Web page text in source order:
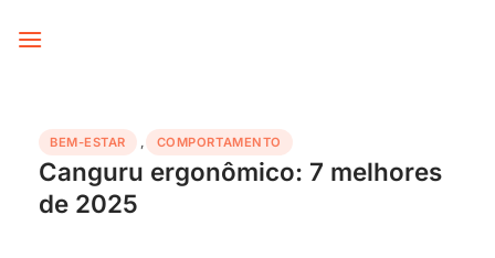
BEM-ESTAR , COMPORTAMENTO
Canguru ergonômico: 7 melhores
de 2025